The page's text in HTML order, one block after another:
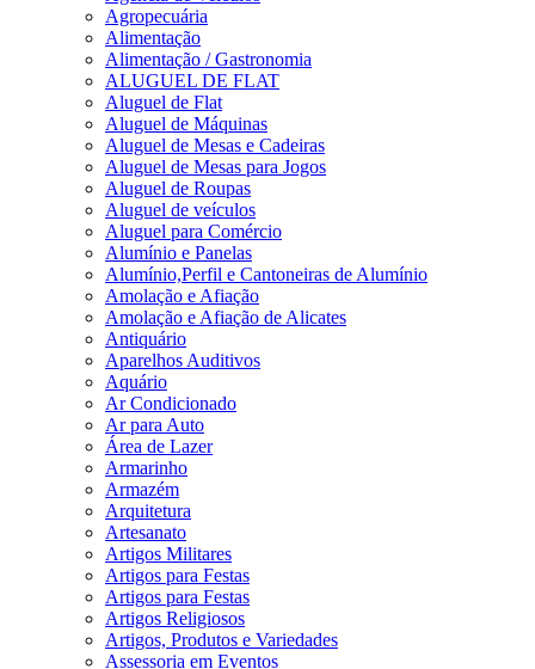
Agropecuária
Alimentação
Alimentação / Gastronomia
ALUGUEL DE FLAT
Aluguel de Flat
Aluguel de Máquinas
Aluguel de Mesas e Cadeiras
Aluguel de Mesas para Jogos
Aluguel de Roupas
Aluguel de veículos
Aluguel para Comércio
Alumínio e Panelas
Alumínio,Perfil e Cantoneiras de Alumínio
Amolação e Afiação
Amolação e Afiação de Alicates
Antiquário
Aparelhos Auditivos
Aquário
Ar Condicionado
Ar para Auto
Área de Lazer
Armarinho
Armazém
Arquitetura
Artesanato
Artigos Militares
Artigos para Festas
Artigos para Festas
Artigos Religiosos
Artigos, Produtos e Variedades
Assessoria em Eventos